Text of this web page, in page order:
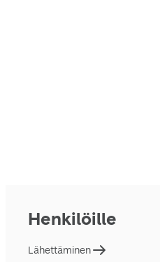
Henkilöille
Lähettäminen